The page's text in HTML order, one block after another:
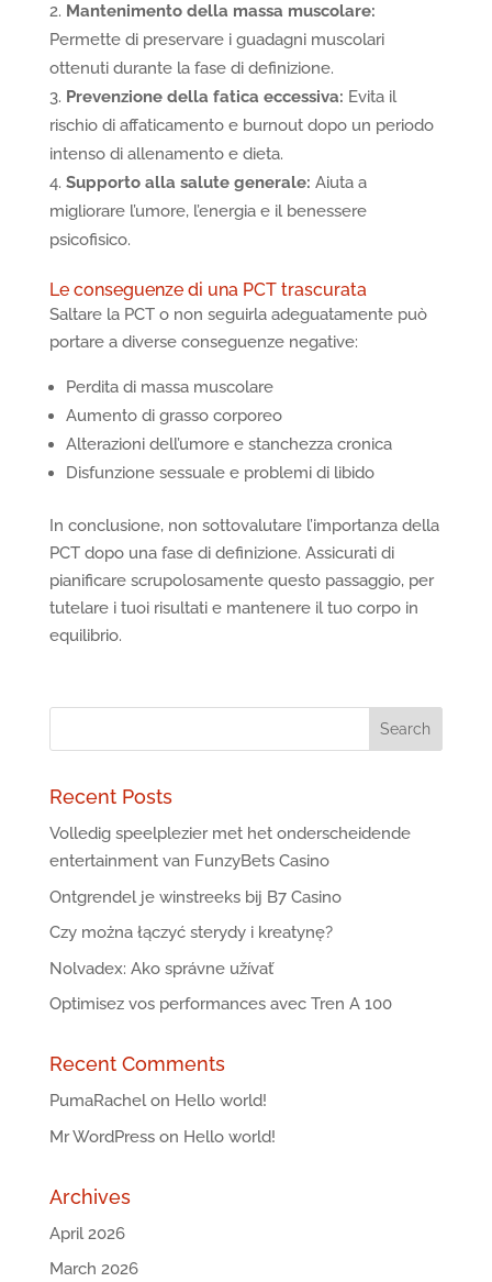
Mantenimento della massa muscolare:
Permette di preservare i guadagni muscolari
ottenuti durante la fase di definizione.
Prevenzione della fatica eccessiva: Evita il
rischio di affaticamento e burnout dopo un periodo
intenso di allenamento e dieta.
Supporto alla salute generale: Aiuta a
migliorare l’umore, l’energia e il benessere
psicofisico.
Le conseguenze di una PCT trascurata
Saltare la PCT o non seguirla adeguatamente può
portare a diverse conseguenze negative:
Perdita di massa muscolare
Aumento di grasso corporeo
Alterazioni dell’umore e stanchezza cronica
Disfunzione sessuale e problemi di libido
In conclusione, non sottovalutare l’importanza della
PCT dopo una fase di definizione. Assicurati di
pianificare scrupolosamente questo passaggio, per
tutelare i tuoi risultati e mantenere il tuo corpo in
equilibrio.
Recent Posts
Volledig speelplezier met het onderscheidende
entertainment van FunzyBets Casino
Ontgrendel je winstreeks bij B7 Casino
Czy można łączyć sterydy i kreatynę?
Nolvadex: Ako správne užívať
Optimisez vos performances avec Tren A 100
Recent Comments
PumaRachelon Hello world!
Mr WordPresson Hello world!
Archives
April 2026
March 2026